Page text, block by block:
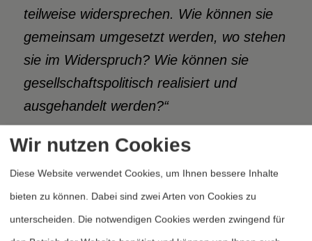
teilweise widersprechen. Wie können sie
gemeinsam umgesetzt werden, wo stehen
sie im Widerspruch? Wie können sie
gesellschaftspolitisch realisiert und
ausgehandelt werden?“
Auch die Pandemie hat die Konferenz
beeinflusst. Stefan Hu¨gel, Vorsitzender
des FIfF, sagte dazu:„[Die Pandemie] hat
die Digitalisierung vielleicht stärker
Wir nutzen Cookies
Diese Website verwendet Cookies, um Ihnen bessere Inhalte
bieten zu können. Dabei sind zwei Arten von Cookies zu
unterscheiden. Die notwendigen Cookies werden zwingend für